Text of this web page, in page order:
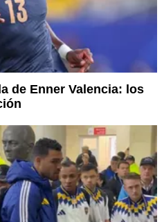
de Enner Valencia: los